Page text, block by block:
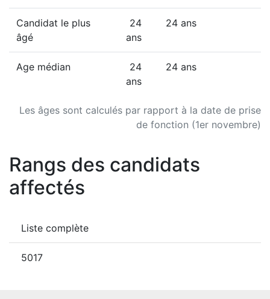
Les âges sont calculés par rapport à la date de prise
de fonction (1er novembre)
Candidat le plus
âgé
24
ans
24 ans
Age médian
24
ans
24 ans
Rangs des candidats
affectés
Liste complète
5017